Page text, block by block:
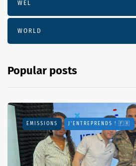
WEL
WORLD
Popular posts
EMISSIONS J'ENTREPRENDS ! 🇫🇷